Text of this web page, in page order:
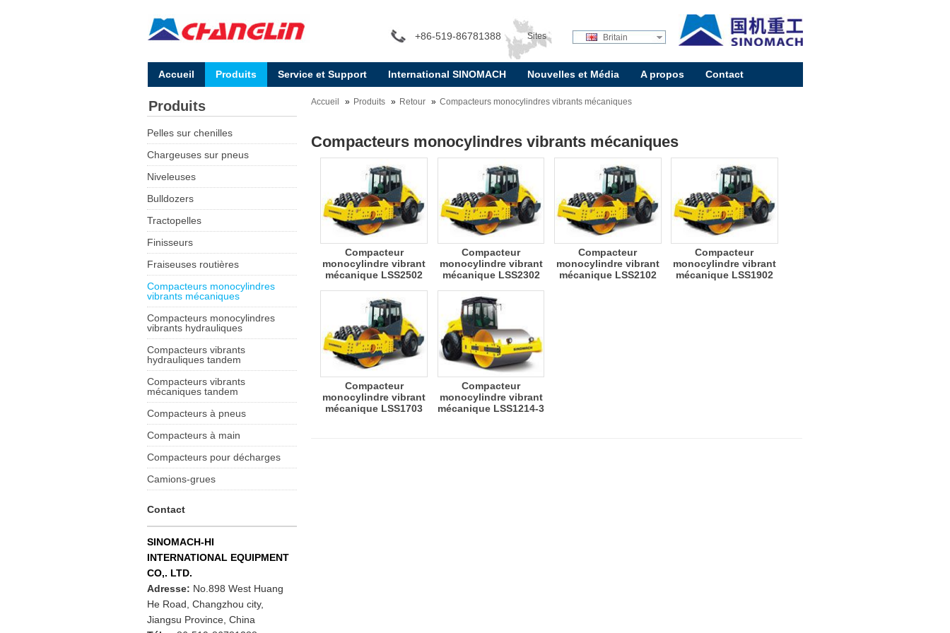
+86-519-86781388 Sites
internationaux:
Britain
Accueil Produits Service et Support International SINOMACH Nouvelles et Média A propos Contact
Accueil Produits Retour Compacteurs monocylindres vibrants mécaniques
Compacteurs monocylindres vibrants mécaniques
Compacteur
monocylindre vibrant
mécanique LSS2502
Compacteur
monocylindre vibrant
mécanique LSS2302
Compacteur
monocylindre vibrant
mécanique LSS2102
Compacteur
monocylindre vibrant
mécanique LSS1902
Compacteur
monocylindre vibrant
mécanique LSS1703
Compacteur
monocylindre vibrant
mécanique LSS1214-3
Produits
Pelles sur chenilles
Chargeuses sur pneus
Niveleuses
Bulldozers
Tractopelles
Finisseurs
Fraiseuses routières
Compacteurs monocylindres
vibrants mécaniques
Compacteurs monocylindres
vibrants hydrauliques
Compacteurs vibrants
hydrauliques tandem
Compacteurs vibrants
mécaniques tandem
Compacteurs à pneus
Compacteurs à main
Compacteurs pour décharges
Camions-grues
Contact
SINOMACH-HI
INTERNATIONAL EQUIPMENT
CO,. LTD.
Adresse: No.898 West Huang
He Road, Changzhou city,
Jiangsu Province, China